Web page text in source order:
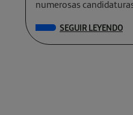
numerosas
SEGUIR LEYENDO